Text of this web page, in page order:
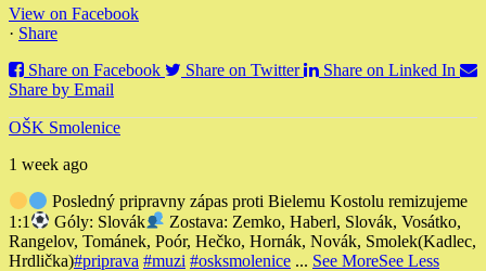
View on Facebook
· Share
Share on Facebook
Share on Twitter
Share on Linked In
Share by Email
OŠK Smolenice
1 week ago
Posledný pripravny zápas proti Bielemu Kostolu remizujeme
1:1
Góly: Slovák
Zostava: Zemko, Haberl, Slovák, Vosátko,
Rangelov, Tománek, Poór, Hečko, Hornák, Novák, Smolek(Kadlec,
Hrdlička)#priprava #muzi #osksmolenice ... See MoreSee Less